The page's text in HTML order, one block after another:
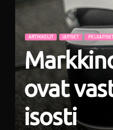
ARTIKKELIT UUTISET
ovat
isosti